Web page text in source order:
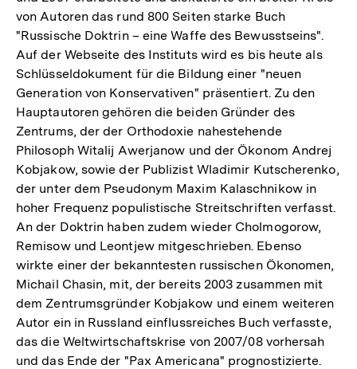
von Autoren das rund 800 Seiten starke Buch
"Russische Doktrin – eine Waffe des Bewusstseins".
Auf der Webseite des Instituts wird es bis heute als
Schlüsseldokument für die Bildung einer "neuen
Generation von Konservativen" präsentiert. Zu den
Hauptautoren gehören die beiden Gründer des
Zentrums, der der Orthodoxie nahestehende
Philosoph Witalij Awerjanow und der Ökonom Andrej
Kobjakow, sowie der Publizist Wladimir Kutscherenko,
der unter dem Pseudonym Maxim Kalaschnikow in
hoher Frequenz populistische Streitschriften verfasst.
An der Doktrin haben zudem wieder Cholmogorow,
Remisow und Leontjew mitgeschrieben. Ebenso
wirkte einer der bekanntesten russischen Ökonomen,
Michail Chasin, mit, der bereits 2003 zusammen mit
dem Zentrumsgründer Kobjakow und einem weiteren
Autor ein in Russland einflussreiches Buch verfasste,
das die Weltwirtschaftskrise von 2007/08 vorhersah
und das Ende der "Pax Americana" prognostizierte.